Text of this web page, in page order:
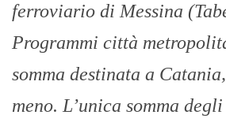
ferroviario di Messina
Programmi città
somma destinata a
meno. L’unica somma